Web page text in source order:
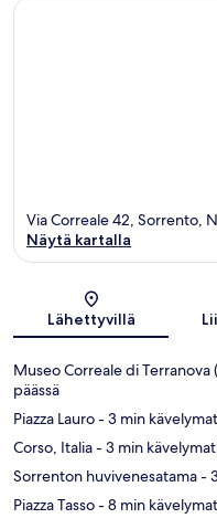
Via Correale 42, Sorrento,
Näytä kartalla
Lähettyvillä
Museo Correale di Terranova
päässä
Piazza Lauro- 3 min
Corso, Italia- 3 min
Sorrenton huvivenesatama-
Piazza Tasso- 8 min